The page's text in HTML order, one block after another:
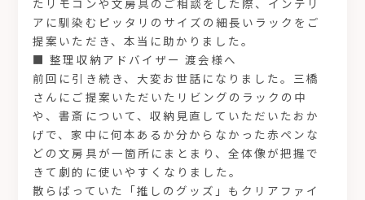
たリモコンや文房具のご相談をした際、インテリ
アに馴染むピッタリのサイズの細長いラックをご
提案いただき、本当に助かりました。
■ 整理収納アドバイザー 渡会様へ
前回に引き続き、大変お世話になりました。三橋
さんにご提案いただいたリビングのラックの中
や、書斎について、収納見直していただいたおか
げで、家中に何本あるか分からなかった赤ペンな
どの文房具が一箇所にまとまり、全体像が把握で
きて劇的に使いやすくなりました。
散らばっていた「推しのグッズ」もクリアファイ